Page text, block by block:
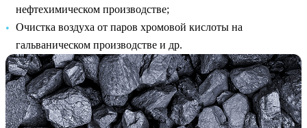
нефтехимическом производстве;
Очистка воздуха от паров хромовой кислоты на
гальваническом производстве и др.